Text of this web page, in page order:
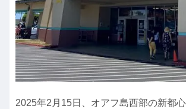
2025年2月15日、オアフ島西部の新都心